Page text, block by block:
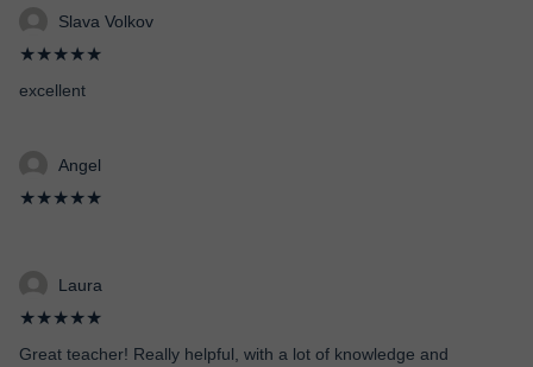
Slava Volkov
★★★★★
excellent
Angel
★★★★★
Laura
★★★★★
Great teacher! Really helpful, with a lot of knowledge and